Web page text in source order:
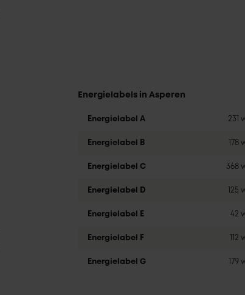
Energielabels in Asperen
Energielabel A 231
Energielabel B
Energielabel C 368
Energielabel D 125
Energielabel E 42
Energielabel F
Energielabel G